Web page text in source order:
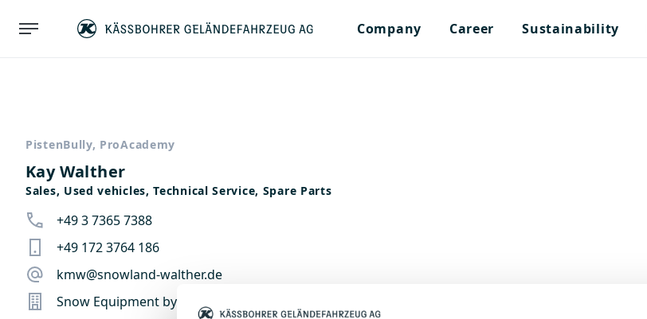
Company Career Sustainability
PistenBully, ProAcademy
Kay Walther
Sales, Used vehicles, Technical Service, Spare Parts
+49 3 7365 7388
+49 172 3764 186
kmw@snowland-walther.de
Snow Equipment by Walther e.K.